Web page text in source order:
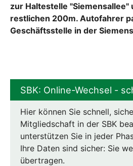
zur Haltestelle "Siemensallee"
restlichen 200m. Autofahrer
Geschäftsstelle in der
SBK: Online-Wechsel -
Hier können Sie schnell,
Mitgliedschaft in der SBK
unterstützen Sie in jeder
Ihre Daten sind sicher: Sie
übertragen.